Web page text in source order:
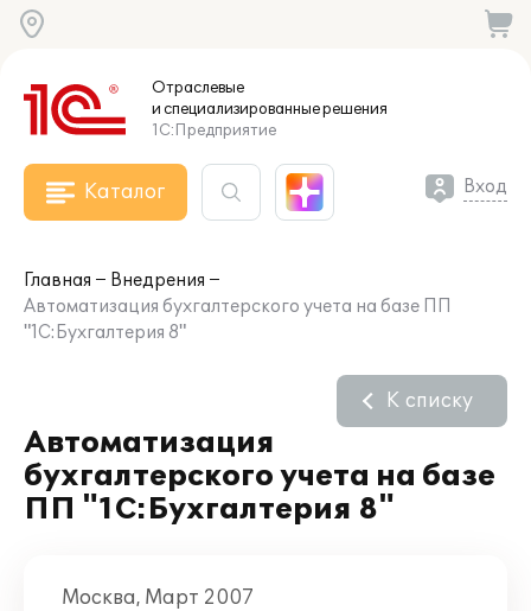
Отраслевые
и специализированныерешения
1С:Предприятие
Каталог Вход
Главная
Внедрения
Автоматизация бухгалтерского учета на базе ПП
"1С:Бухгалтерия 8"
Автоматизация
бухгалтерского учета на базе
ПП "1С:Бухгалтерия 8"
К списку
Москва, Март 2007